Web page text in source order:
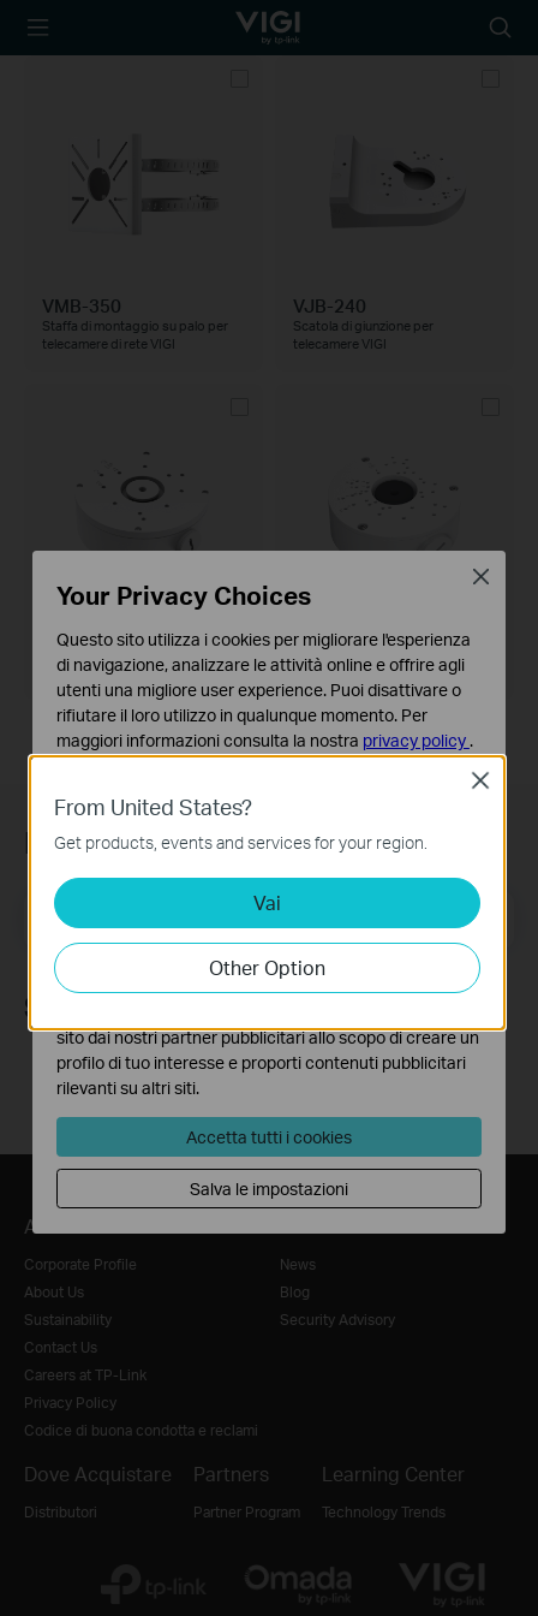
TP-Link, Reliably
icon
VMB-350
Staffa di montaggio su palo per
telecamere di rete VIGI
VJB-240
Scatola di giunzione per
telecamere VIGI
VJB-305
Box
VJB-300
Scatola di giunzione universale per
telecamere VIGI
Iscriviti alla newsletter
Indirizzo email Iscriviti
Seguici
About
Corporate Profile
About Us
Sustainability
Contact Us
Careers at TP-Link
Privacy Policy
Codice di buona condotta e reclami
News
Blog
Security Advisory
Dove Acquistare
Distributori
Partners
Partner Program
Learning Center
Technology Trends
From United States?
Get products, events and services for your region.
Vai
Other Option
Close
Your Privacy Choices
Questo sito utilizza i cookies per migliorare l'esperienza
di navigazione, analizzare le attività online e offrire agli
utenti una migliore user experience. Puoi disattivare o
rifiutare il loro utilizzo in qualunque momento. Per
maggiori informazioni consulta la nostra privacy policy .
Questi cookies sono necessari per il corretto
funzionamento del sito e non possono essere disattivati
nel tuo sistema.
Analytics e Marketing Cookies
I cookies analitici ci permettono di analizzare le tue
attività sul nostro sito allo scopo di migliorarne le
funzionalità.
sito dai nostri partner pubblicitari allo scopo di creare un
profilo di tuo interesse e proporti contenuti pubblicitari
rilevanti su altri siti.
Accetta tutti i cookies
Salva le impostazioni
Close